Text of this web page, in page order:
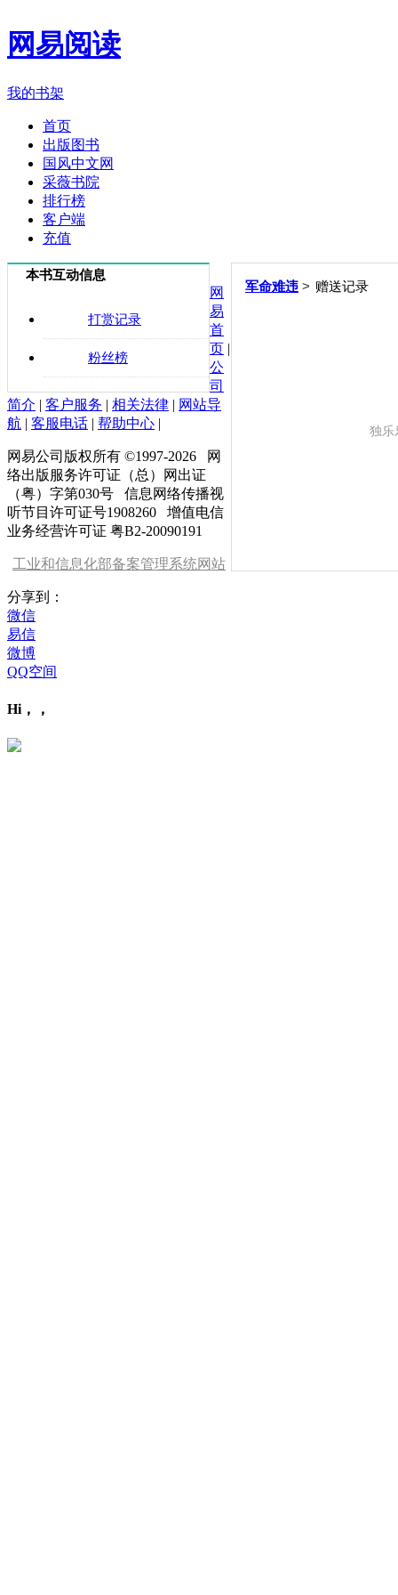
网易阅读
我的书架
首页
出版图书
国风中文网
采薇书院
排行榜
客户端
充值
本书互动信息
打赏记录
粉丝榜
军命难违 > 赠送记录
独乐
网
易
首
页 |
公
司
简介 | 客户服务 | 相关法律 | 网站导
航 | 客服电话 | 帮助中心 |
网易公司版权所有 ©1997-2026 网
络出版服务许可证（总）网出证
（粤）字第030号 信息网络传播视
听节目许可证号1908260 增值电信
业务经营许可证 粤B2-20090191
工业和信息化部备案管理系统网站
分享到：
微信
易信
微博
QQ空间
Hi，，